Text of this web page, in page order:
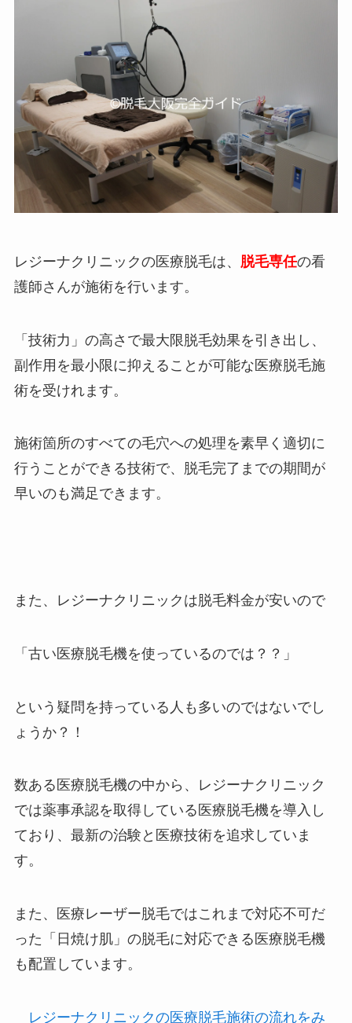
レジーナクリニックの医療脱毛は、 脱毛専任の看
護師さんが施術を行います。
「技術力」の高さで最大限脱毛効果を引き出し、
副作用を最小限に抑えることが可能な医療脱毛施
術を受けれます。
施術箇所のすべての毛穴への処理を素早く適切に
行うことができる技術で、脱毛完了までの期間が
早いのも満足できます。
また、レジーナクリニックは脱毛料金が安いので
「古い医療脱毛機を使っているのでは？？」
という疑問を持っている人も多いのではないでし
ょうか？！
数ある医療脱毛機の中から、レジーナクリニック
では薬事承認を取得している医療脱毛機を導入し
ており、最新の治験と医療技術を追求していま
す。
また、医療レーザー脱毛ではこれまで対応不可だ
った「日焼け肌」の脱毛に対応できる医療脱毛機
も配置しています。
レジーナクリニックの医療脱毛施術の流れをみ